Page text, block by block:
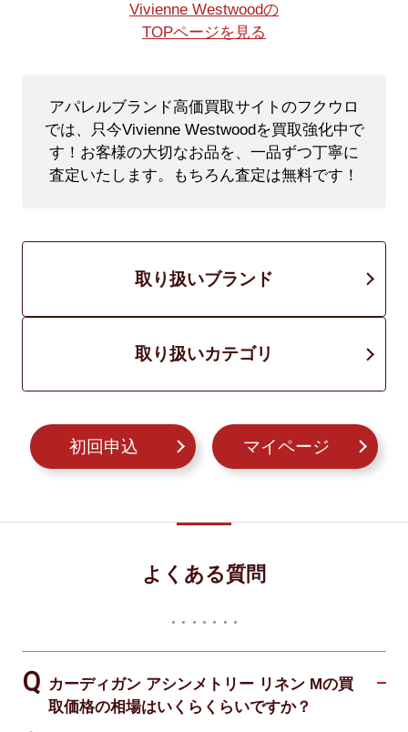
Vivienne Westwoodの
TOPページを見る
アパレルブランド高価買取サイトのフクウロ
では、只今Vivienne Westwoodを買取強化中で
す！ お客様の大切なお品を、一品ずつ丁寧に
査定いたします。もちろん査定は無料です！
取り扱いブランド
取り扱いカテゴリ
初回申込 マイページ
よくある質問
カーディガン アシンメトリー リネン Mの買
取価格の相場はいくらくらいですか？